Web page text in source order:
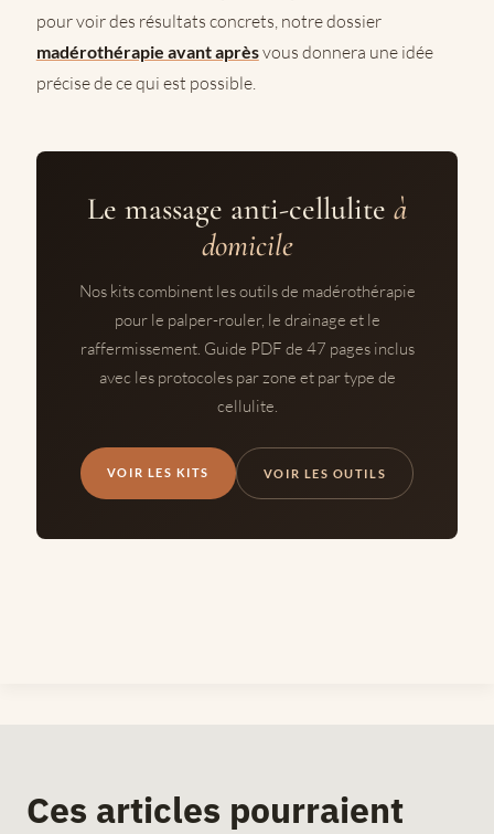
pour voir des résultats concrets, notre dossier
madérothérapie avant aprèsvous donnera une idée
précise de ce qui est possible.
Le massage anti-cellulite à
domicile
Nos kits combinent les outils de madérothérapie
pour le palper-rouler, le drainage et le
raffermissement. Guide PDF de 47 pages inclus
avec les protocoles par zone et par type de
cellulite.
VOIR LES KITS VOIR LES OUTILS
Ces articles pourraient